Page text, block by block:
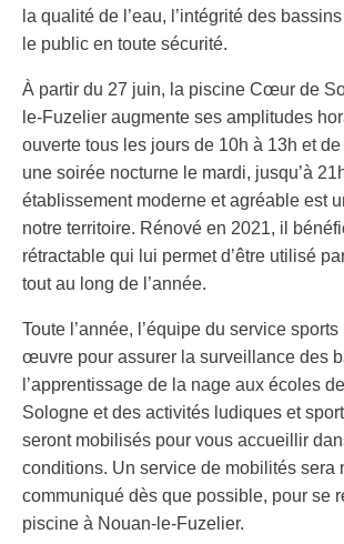
la qualité de l’eau, l’intégrité des
le public en toute sécurité.
À partir du 27 juin, la piscine Cœur de
le-Fuzelier augmente ses amplitudes
ouverte tous les jours de 10h à 13h et
une soirée nocturne le mardi, jusqu’à
établissement moderne et agréable est
notre territoire. Rénové en 2021, il
rétractable qui lui permet d’être utilisé
tout au long de l’année.
Toute l’année, l’équipe du service sports
œuvre pour assurer la surveillance des
l’apprentissage de la nage aux écoles
Sologne et des activités ludiques et
seront mobilisés pour vous accueillir
conditions. Un service de mobilités sera
communiqué dès que possible, pour se
piscine à Nouan-le-Fuzelier.